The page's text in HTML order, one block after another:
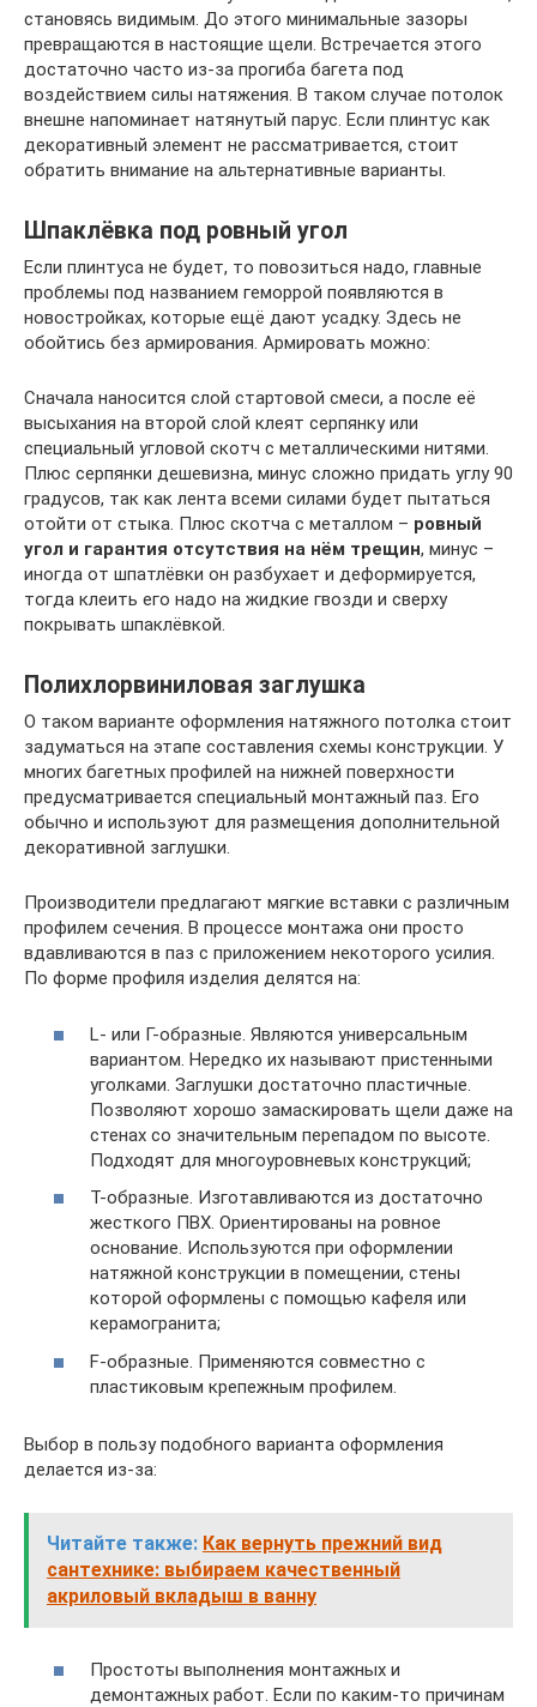
становясь видимым. До этого минимальные зазоры
превращаются в настоящие щели. Встречается этого
достаточно часто из-за прогиба багета под
воздействием силы натяжения. В таком случае потолок
внешне напоминает натянутый парус. Если плинтус как
декоративный элемент не рассматривается, стоит
обратить внимание на альтернативные варианты.
Шпаклёвка под ровный угол
Если плинтуса не будет, то повозиться надо, главные
проблемы под названием геморрой появляются в
новостройках, которые ещё дают усадку. Здесь не
обойтись без армирования. Армировать можно:
Сначала наносится слой стартовой смеси, а после её
высыхания на второй слой клеят серпянку или
специальный угловой скотч с металлическими нитями.
Плюс серпянки дешевизна, минус сложно придать углу 90
градусов, так как лента всеми силами будет пытаться
отойти от стыка. Плюс скотча с металлом – ровный
угол и гарантия отсутствия на нём трещин, минус –
иногда от шпатлёвки он разбухает и деформируется,
тогда клеить его надо на жидкие гвозди и сверху
покрывать шпаклёвкой.
Полихлорвиниловая заглушка
О таком варианте оформления натяжного потолка стоит
задуматься на этапе составления схемы конструкции. У
многих багетных профилей на нижней поверхности
предусматривается специальный монтажный паз. Его
обычно и используют для размещения дополнительной
декоративной заглушки.
Производители предлагают мягкие вставки с различным
профилем сечения. В процессе монтажа они просто
вдавливаются в паз с приложением некоторого усилия.
По форме профиля изделия делятся на:
L- или Г-образные. Являются универсальным
вариантом. Нередко их называют пристенными
уголками. Заглушки достаточно пластичные.
Позволяют хорошо замаскировать щели даже на
стенах со значительным перепадом по высоте.
Подходят для многоуровневых конструкций;
Т-образные. Изготавливаются из достаточно
жесткого ПВХ. Ориентированы на ровное
основание. Используются при оформлении
натяжной конструкции в помещении, стены
которой оформлены с помощью кафеля или
керамогранита;
F-образные. Применяются совместно с
пластиковым крепежным профилем.
Выбор в пользу подобного варианта оформления
делается из-за:
Читайте также: Как вернуть прежний вид
сантехнике: выбираем качественный
акриловый вкладыш в ванну
Простоты выполнения монтажных и
демонтажных работ. Если по каким-то причинам